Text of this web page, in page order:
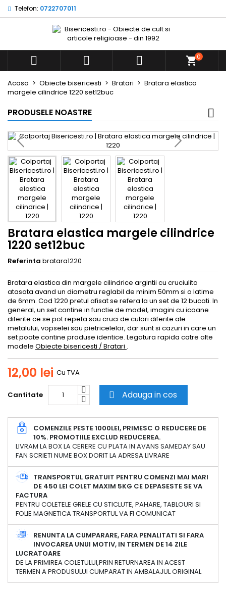
Telefon: 0722707011
   0
Acasa Obiecte bisericesti Bratari
Bratara elastica
margele cilindrice 1220 set12buc
PRODUSELE NOASTRE
Bratara elastica margele cilindrice
1220 set12buc
Referinta bratara1220
Bratara elastica din margele cilindrice argintii cu cruciulita
atasata avand un diametru reglabil de minim 50mm si o latime
de 6mm. Cod 1220 pretul afisat se refera la un set de 12 bucati. In
general, un set contine in functie de model, imagini cu icoane
diferite ce se pot repeta sau cruci de culori diferite ale
metalului, vopselei sau pietricelelor, dar sunt si cazuri in care un
set poate contine produse identice. Legatura rapida catre alte
modele Obiecte bisericesti / Bratari .
12,00 lei Cu TVA
Cantitate  Adauga in cos
COMENZILE PESTE 1000LEI, PRIMESC O REDUCERE DE
10%. PROMOTIILE EXCLUD REDUCEREA.
LIVRAM LA BOX LA CERERE CU PLATA IN AVANS SAMEDAY SAU
FAN SCRIETI NUME BOX DORIT LA ADRESA LIVRARE
TRANSPORTUL GRATUIT PENTRU COMENZI MAI MARI
DE 450 LEI COLET MAXIM 5KG CE DEPASESTE SE VA
FACTURA
PENTRU COLETELE GRELE CU STICLUTE, PAHARE, TABLOURI SI
FOLIE MAGNETICA TRANSPORTUL VA FI COMUNICAT
RENUNTA LA CUMPARARE, FARA PENALITATI SI FARA
INVOCAREA UNUI MOTIV, IN TERMEN DE 14 ZILE
LUCRATOARE
DE LA PRIMIREA COLETULUI,PRIN RETURNAREA IN ACEST
TERMEN A PRODUSULUI CUMPARAT IN AMBALAJUL ORIGINAL